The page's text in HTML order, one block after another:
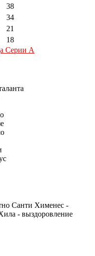
38
34
21
18
Серии А
Санти Хименес -
- выздоровление